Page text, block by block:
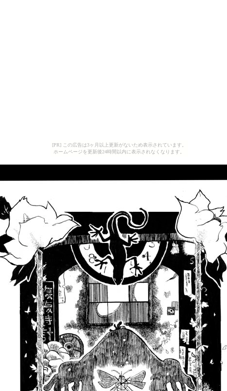
[PR] この広告は3ヶ月以上更新がないため表示されています。
ホームページを更新後24時間以内に表示されなくなります。